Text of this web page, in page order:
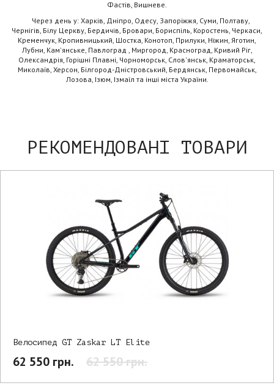
Фастів, Вишневе.
Через день у: Харків, Дніпро, Одесу, Запоріжжя, Суми, Полтаву,
Чернігів, Білу Церкву, Бердичів, Бровари, Бориспіль, Коростень, Черкаси,
Кременчук, Кропивницький, Шостка, Конотоп, Прилуки, Ніжин, Яготин,
Лубни, Кам'янське, Павлоград , Миргород, Красноград, Кривий Ріг,
Олександрія, Горішні Плавні, Чорноморськ, Слов'янськ, Краматорськ,
Миколаїв, Херсон, Білгород-Дністровський, Бердянськ, Первомайськ,
Лозова, Ізюм, Ізмаїл та інші міста України.
РЕКОМЕНДОВАНІ ТОВАРИ
Велосипед GT Zaskar LT Elite
62 550 грн. 62 550 грн.